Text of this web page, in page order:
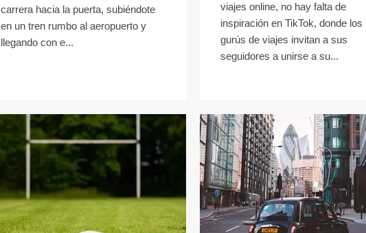
carrera hacia la puerta, subiéndote
en un tren rumbo al aeropuerto y
llegando con e...
viajes online, no hay falta de
inspiración en TikTok, donde los
gurús de viajes invitan a sus
seguidores a unirse a su...